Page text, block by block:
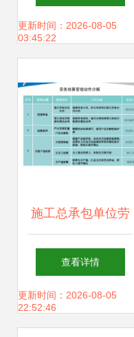
项目，劳务分包市
更新时间：2026-08-05
03:45:22
施工总承包单位劳
务结算资料编制与
管理指南
查看详情
更新时间：2026-08-05
22:52:46